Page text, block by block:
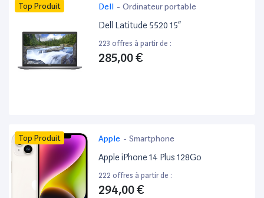
Top Produit Dell - Ordinateur portable
Dell Latitude 5520 15”
223 offres à partir de :
285,00 €
Top Produit Apple - Smartphone
Apple iPhone 14 Plus 128Go
222 offres à partir de :
294,00 €